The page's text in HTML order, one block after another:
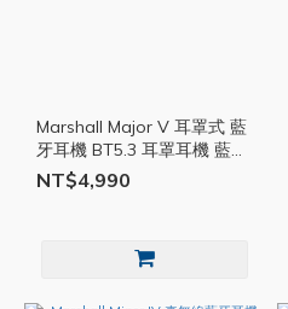
Marshall Major V 耳罩式 藍
牙耳機 BT5.3 耳罩耳機 藍芽
耳機 快充 無線耳機 MAS018
NT$4,990